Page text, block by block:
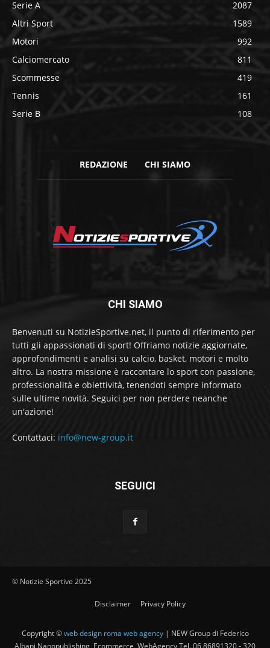
Serie A
2087
Altri Sport
1589
Motori
992
Calciomercato
811
Scommesse
419
Tennis
161
Serie B
108
REDAZIONE CHI SIAMO
CHI SIAMO
Benvenuti su NotizieSportive.net, il punto di riferimento per
tutti gli appassionati di sport! Offriamo notizie aggiornate,
approfondimenti e analisi su calcio, basket, motori e molto
altro. La nostra missione è raccontare lo sport con passione,
professionalità e obiettività, tenendoti sempre informato
sulle ultime novità. Seguici per non perdere neanche
un'azione!
Contattaci: info@new-group.it
SEGUICI
© Notizie Sportive 2025
Disclaimer Privacy Policy
Copyright ©web design roma web agency| NEW Group di Federico